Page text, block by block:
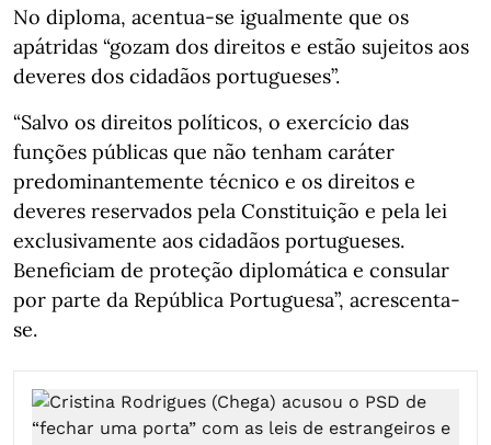
No diploma, acentua-se igualmente que os
apátridas “gozam dos direitos e estão sujeitos aos
deveres dos cidadãos portugueses”.
“Salvo os direitos políticos, o exercício das
funções públicas que não tenham caráter
predominantemente técnico e os direitos e
deveres reservados pela Constituição e pela lei
exclusivamente aos cidadãos portugueses.
Beneficiam de proteção diplomática e consular
por parte da República Portuguesa”, acrescenta-
se.